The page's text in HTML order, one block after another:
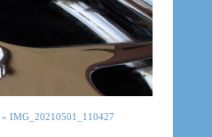
» IMG_20210501_110427